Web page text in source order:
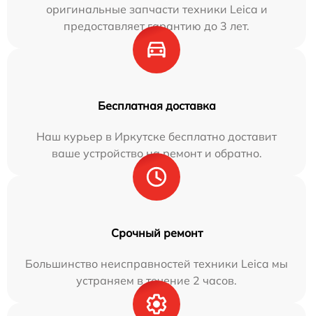
оригинальные запчасти техники Leica и
предоставляет гарантию до 3 лет.
Бесплатная доставка
Наш курьер в Иркутске бесплатно доставит
ваше устройство на ремонт и обратно.
Срочный ремонт
Большинство неисправностей техники Leica мы
устраняем в течение 2 часов.